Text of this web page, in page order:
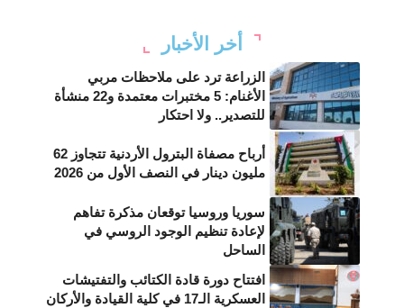
أخر الأخبار
الزراعة ترد على ملاحظات مربي
الأغنام: 5 مختبرات معتمدة و22 منشأة
للتصدير.. ولا احتكار
أرباح مصفاة البترول الأردنية تتجاوز 62
مليون دينار في النصف الأول من 2026
سوريا وروسيا توقعان مذكرة تفاهم
لإعادة تنظيم الوجود الروسي في
الساحل
افتتاح دورة قادة الكتائب والتفتيشات
العسكرية الـ17 في كلية القيادة والأركان